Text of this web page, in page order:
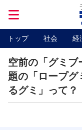
トップ 社会 経
空前の「グミ
題の「ロープグ
るグミ」って？